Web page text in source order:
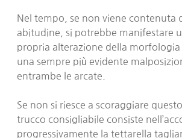
Nel tempo, se non viene contenuta
abitudine, si potrebbe manifestare
propria alterazione della morfologia
una sempre più evidente
entrambe le arcate.
Se non si riesce a scoraggiare
trucco consigliabile consiste
progressivamente la tettarella